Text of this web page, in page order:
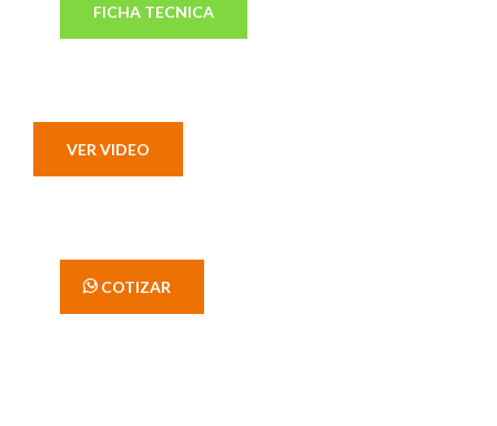
FICHA TECNICA
VER VIDEO
' COTIZAR